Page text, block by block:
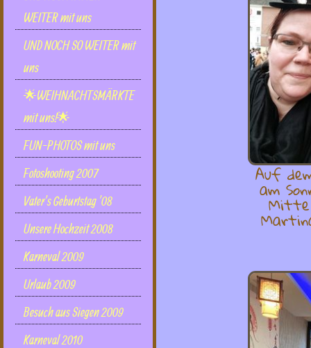
WEITER mit uns
UND NOCH SO WEITER mit
uns
🌟WEIHNACHTSMÄRKTE
mit uns!🌟
FUN-PHOTOS mit uns
Fotoshooting 2007
Vater's Geburtstag '08
Unsere Hochzeit 2008
Karneval 2009
Urlaub 2009
Besuch aus Siegen 2009
Karneval 2010
Auf
am
Mitte